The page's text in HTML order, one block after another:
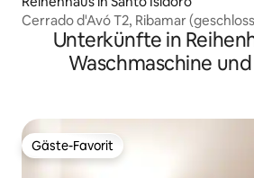
Cerrado d'Avó T2, Ribamar
Unterkünfte in
Waschmaschine
Gäste-Favorit
Gäste-Favorit